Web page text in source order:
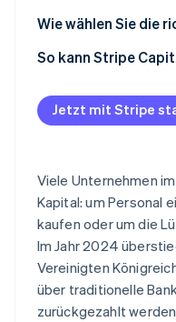
Wie wählen Sie die
So kann Stripe
Jetzt mit Stripe
Viele Unternehmen
Kapital: um Personal
kaufen oder um die
Im Jahr 2024
Vereinigten
über traditionelle
zurückgezahlt